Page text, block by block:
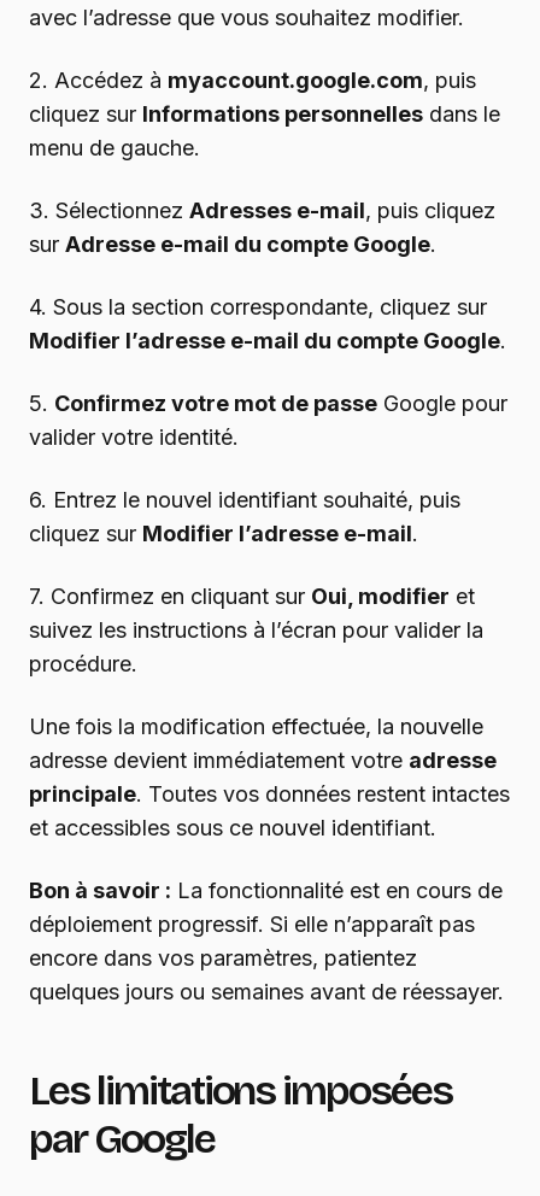
avec l’adresse que vous souhaitez modifier.
2. Accédez à myaccount.google.com, puis
cliquez sur Informations personnelles dans le
menu de gauche.
3. Sélectionnez Adresses e-mail, puis cliquez
sur Adresse e-mail du compte Google.
4. Sous la section correspondante, cliquez sur
Modifier l’adresse e-mail du compte Google.
5. Confirmez votre mot de passe Google pour
valider votre identité.
6. Entrez le nouvel identifiant souhaité, puis
cliquez sur Modifier l’adresse e-mail.
7. Confirmez en cliquant sur Oui, modifier et
suivez les instructions à l’écran pour valider la
procédure.
Une fois la modification effectuée, la nouvelle
adresse devient immédiatement votre adresse
principale. Toutes vos données restent intactes
et accessibles sous ce nouvel identifiant.
Bon à savoir : La fonctionnalité est en cours de
déploiement progressif. Si elle n’apparaît pas
encore dans vos paramètres, patientez
quelques jours ou semaines avant de réessayer.
Les limitations imposées
par Google